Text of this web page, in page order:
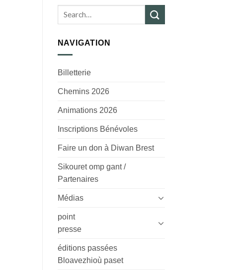
NAVIGATION
Billetterie
Chemins 2026
Animations 2026
Inscriptions Bénévoles
Faire un don à Diwan Brest
Sikouret omp gant /
Partenaires
Médias
point
presse
éditions passées
Bloavezhioù paset